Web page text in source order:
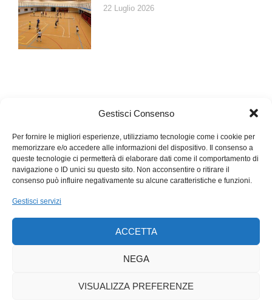
Gestisci Consenso
Per fornire le migliori esperienze, utilizziamo tecnologie come i cookie per
memorizzare e/o accedere alle informazioni del dispositivo. Il consenso a
queste tecnologie ci permetterà di elaborare dati come il comportamento di
navigazione o ID unici su questo sito. Non acconsentire o ritirare il
consenso può influire negativamente su alcune caratteristiche e funzioni.
Gestisci servizi
ACCETTA
NEGA
VISUALIZZA PREFERENZE
22 Luglio 2026